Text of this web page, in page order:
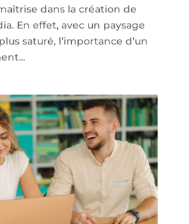
dans la création de
En effet, avec un paysage
saturé, l’importance d’un